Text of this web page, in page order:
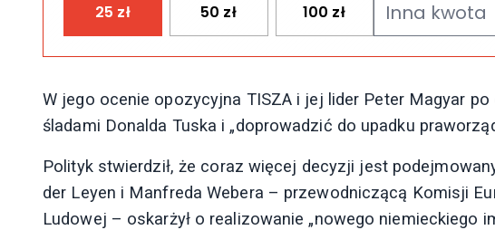
25 zł 50 zł 100 zł
W jego ocenie opozycyjna TISZA i jej lider Peter Magyar
śladami Donalda Tuska i „doprowadzić do upadku
Polityk stwierdził, że coraz więcej decyzji jest
der Leyen i Manfreda Webera – przewodniczącą Komisji
Ludowej – oskarżył o realizowanie „nowego niemieckiego